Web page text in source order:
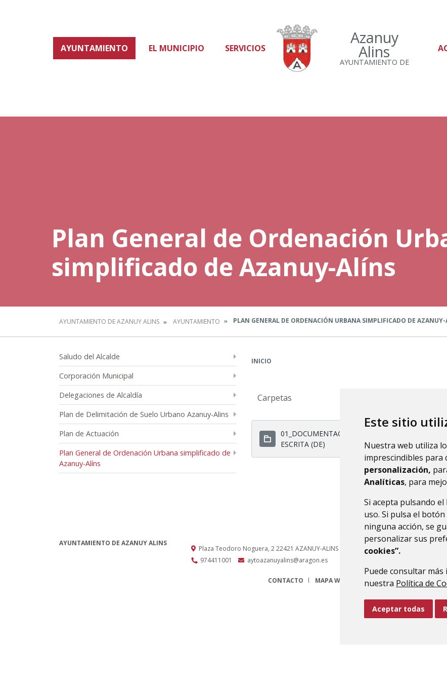
Este sitio
Nuestra web utiliza
imprescindibles para
personalización,
Analíticas, para
Si acepta pulsando
uso. Si pulsa el botón
ninguna acción, se
personalizar sus
cookies”.
Puede consultar
nuestra Política de
Aceptar todas
Azanuy
Alins
AYUNTAMIENTO DE
AYUNTAMIENTO EL MUNICIPIO SERVICIOS
Plan General de Ordenación
simplificado de Azanuy-Alíns
AYUNTAMIENTO DE AZANUY ALINS AYUNTAMIENTO PLAN GENERAL DE ORDENACIÓN URBANA SIMPLIFICADO DE
Saludo del Alcalde
Corporación Municipal
Delegaciones de Alcaldía
Plan de Delimitación de Suelo Urbano Azanuy-Alins
Plan de Actuación
Plan General de Ordenación Urbana simplificado de
Azanuy-Alíns
INICIO
Carpetas
01_DOCUMENTACIÓN
ESCRITA (DE)
GRÁFICA (DG)
AYUNTAMIENTO DE AZANUY ALINS
Plaza Teodoro Noguera, 222421 AZANUY-ALINS - ARAGÓN(ESPAÑA)
974411001
aytoazanuyalins@aragon.es
CONTACTO MAPA WEB AVISO LEGAL